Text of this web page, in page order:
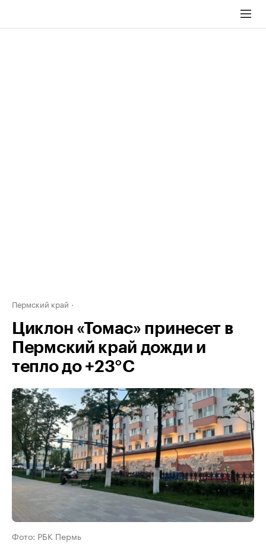
Пермский край
Циклон «Томас» принесет в
Пермский край дожди и
тепло до +23°С
Фото: РБК Пермь